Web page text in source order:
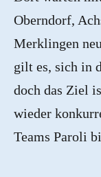
Oberndorf,
Merklingen
gilt es, sich in
doch das Ziel
wieder
Teams Paroli